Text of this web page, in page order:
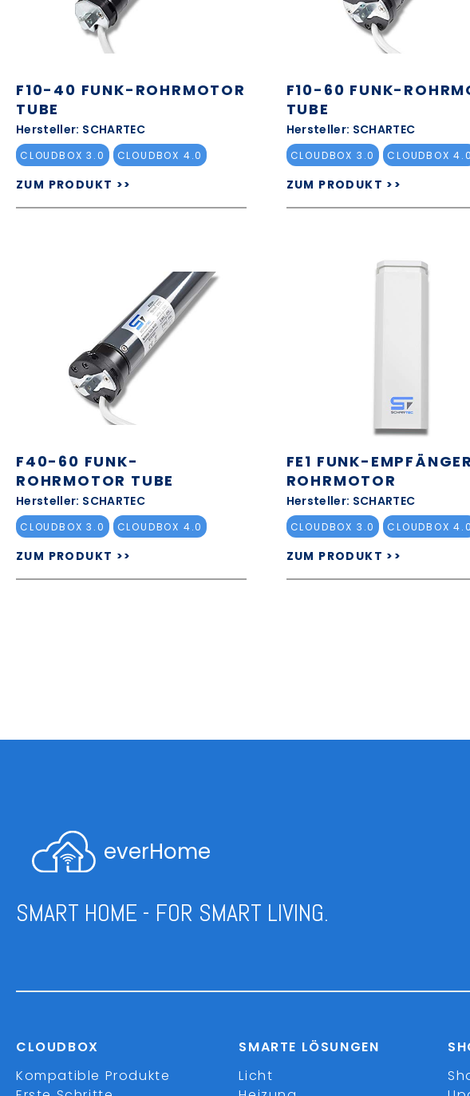
F10-40 FUNK-ROHRMOTOR
TUBE
Hersteller: SCHARTEC
CLOUDBOX 3.0 CLOUDBOX 4.0
ZUM PRODUKT >>
F10-60 FUNK-
TUBE
Hersteller: SCHARTEC
CLOUDBOX 3.0 CLOUDBOX 4.0
ZUM PRODUKT >>
F40-60 FUNK-
ROHRMOTOR TUBE
Hersteller: SCHARTEC
CLOUDBOX 3.0 CLOUDBOX 4.0
ZUM PRODUKT >>
FE1 FUNK-
ROHRMOTOR
Hersteller: SCHARTEC
CLOUDBOX 3.0 CLOUDBOX 4.0
ZUM PRODUKT >>
everHome
SMART HOME - FOR SMART LIVING.
CLOUDBOX
Kompatible Produkte
SMARTE LÖSUNGEN
Licht